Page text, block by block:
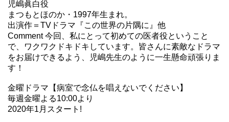
児嶋眞白役
まつもとほのか・1997年生まれ。
出演作＝TVドラマ『この世界の片隅に』他
Comment 今回、私にとって初めての医者役ということ
で、ワクワクドキドキしています。皆さんに素敵なドラマ
をお届けできるよう、児嶋先生のように一生懸命頑張りま
す！
金曜ドラマ【病室で念仏を唱えないでください】
毎週金曜よる10:00より
2020年1月スタート!